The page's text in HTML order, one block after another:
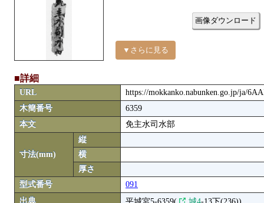
▼さらに見る
画像ダウンロード
■詳細
URL
https://mokkanko.nabunken.go.jp/ja/
木簡番号
6359
本文
免主水司水部
寸法(mm)
縦
横
厚さ
型式番号
091
出典